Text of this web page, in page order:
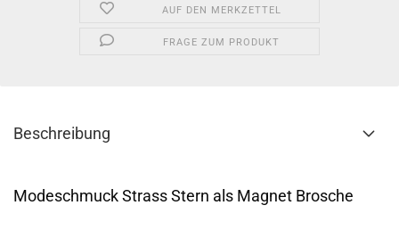
AUF DEN MERKZETTEL
FRAGE ZUM PRODUKT
Beschreibung
Modeschmuck Strass Stern als Magnet Brosche